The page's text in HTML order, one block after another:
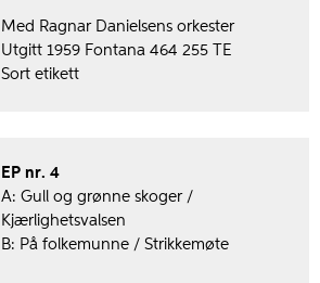
Med Ragnar Danielsens orkester
Utgitt 1959 Fontana 464 255 TE
Sort etikett
EP nr. 4
A: Gull og grønne skoger /
Kjærlighetsvalsen
B: På folkemunne / Strikkemøte